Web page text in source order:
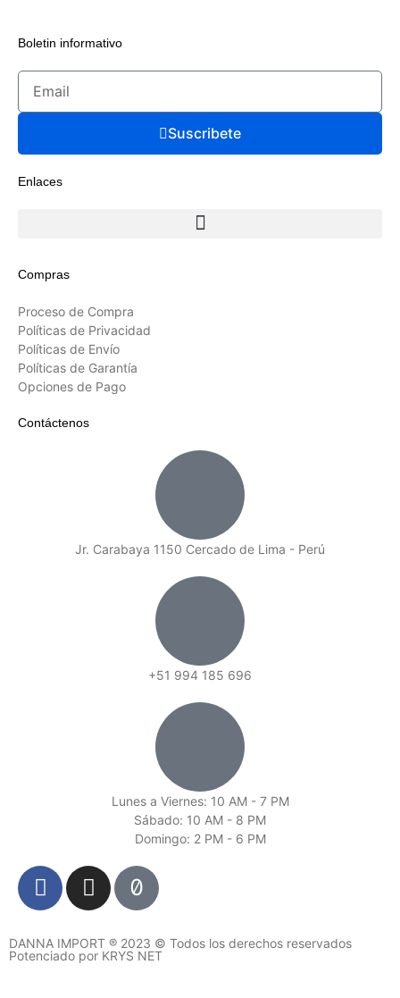
Boletin informativo
Suscribete
Enlaces
Compras
Proceso de Compra
Políticas de Privacidad
Políticas de Envío
Políticas de Garantía
Opciones de Pago
Contáctenos
Jr. Carabaya 1150 Cercado de Lima - Perú
+51 994 185 696
Lunes a Viernes: 10 AM - 7 PM
Sábado: 10 AM - 8 PM
Domingo: 2 PM - 6 PM
DANNA IMPORT ® 2023 © Todos los derechos reservados
Potenciado por KRYS NET